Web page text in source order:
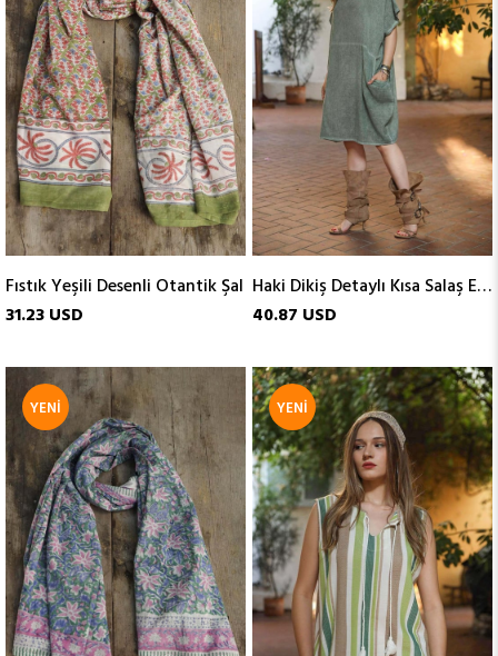
Fıstık Yeşili Desenli Otantik Şal
31.23 USD
Haki Dikiş Detaylı Kısa Salaş Elbise
40.87 USD
YENI
ÜRÜN
YENI
ÜRÜN